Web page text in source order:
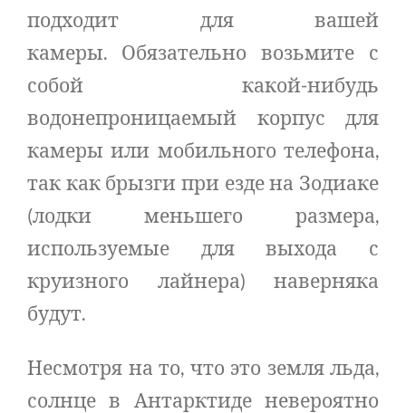
подходит для вашей
камеры. Обязательно возьмите с
собой какой-нибудь
водонепроницаемый корпус для
камеры или мобильного телефона,
так как брызги при езде на Зодиаке
(лодки меньшего размера,
используемые для выхода с
круизного лайнера) наверняка
будут.
Несмотря на то, что это земля льда,
солнце в Антарктиде невероятно